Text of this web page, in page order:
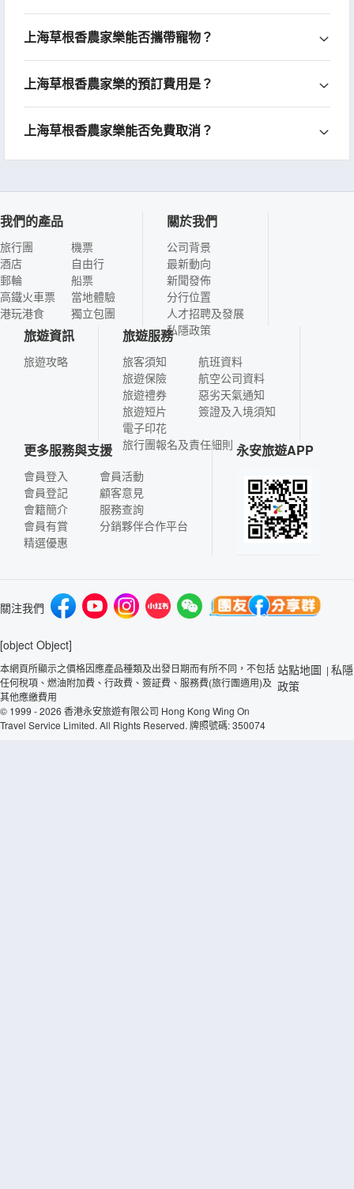
上海草根香農家樂能否攜帶寵物？
上海草根香農家樂的預訂費用是？
上海草根香農家樂能否免費取消？
我們的產品
旅行團
酒店
郵輪
高鐵火車票
港玩港食
機票
自由行
船票
當地體驗
獨立包團
關於我們
公司背景
最新動向
新聞發佈
分行位置
人才招聘及發展
私隱政策
旅遊資訊
旅遊攻略
旅遊服務
旅客須知
旅遊保險
旅遊禮券
旅遊短片
電子印花
航班資料
航空公司資料
惡劣天氣通知
簽證及入境須知
旅行團報名及責任細則
更多服務與支援
會員登入
會員登記
會籍簡介
會員有賞
精選優惠
會員活動
顧客意見
服務查詢
分銷夥伴合作平台
永安旅遊APP
關注我們
[object Object]
本網頁所顯示之價格因應產品種類及出發日期而有所不同，不包括
任何稅項、燃油附加費、行政費、簽証費、服務費(旅行團適用)及
其他應繳費用
© 1999 - 2026 香港永安旅遊有限公司 Hong Kong Wing On
Travel Service Limited. All Rights Reserved. 牌照號碼: 350074
站點地圖 | 私隱
政策